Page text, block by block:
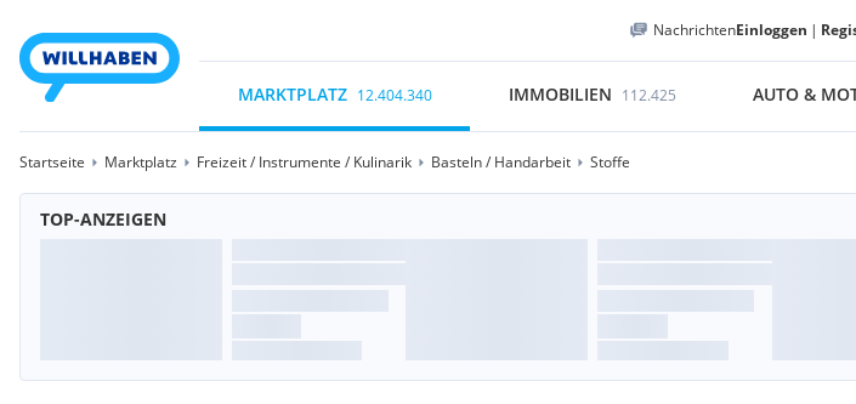
NachrichtenEinloggen |
MARKTPLATZ 12.404.340 IMMOBILIEN 112.425 AUTO &
Startseite Marktplatz Freizeit / Instrumente / Kulinarik Basteln / Handarbeit Stoffe
TOP-ANZEIGEN